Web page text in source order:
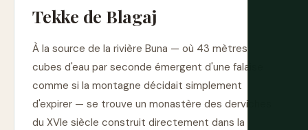
Tekke de Blagaj
À la source de la rivière Buna — où 43 mètres
cubes d'eau par seconde émergent d'une falaise
comme si la montagne décidait simplement
d'expirer — se trouve un monastère des derviches
du XVIe siècle construit directement dans la